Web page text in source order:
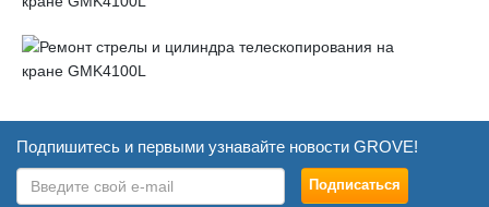
Подпишитесь и первыми узнавайте новости GROVE!